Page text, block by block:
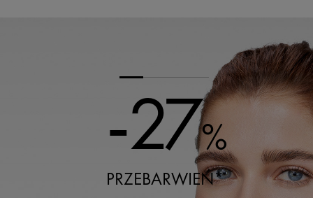
-27%
PRZEBARWIEŃ*